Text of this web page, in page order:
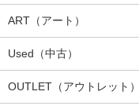
ART（アート）
Used（中古）
OUTLET（アウトレット）